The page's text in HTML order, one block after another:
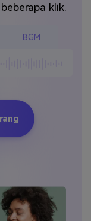
Kami
klik.
BGM